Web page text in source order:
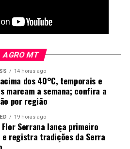
de muita
“De estar
família, da
para estar em
dos
AGRO MT
14 horas ago
dos 40°C, temporais e
marcam a semana; confira a
por região
19 horas ago
Flor Serrana lança primeiro
e registra tradições da Serra